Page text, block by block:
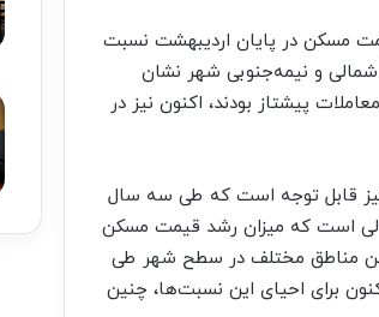
مسکن در پایان اردیبهشت نسبت
شمالی و نیمه‌جنوبی شهر نشان
پیشتاز بودند، اکنون نیز در
نیز قابل توجه است که طی سه سال
است که میزان رشد قیمت مسکن
مناطق مختلف در سطح شهر طی
برای احیای این نسبت‌ها، چنین